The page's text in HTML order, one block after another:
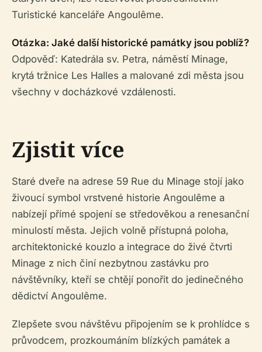
Turistické kanceláře Angoulême.
Otázka: Jaké další historické památky jsou poblíž?
Odpověď: Katedrála sv. Petra, náměstí Minage,
krytá tržnice Les Halles a malované zdi města jsou
všechny v docházkové vzdálenosti.
Zjistit více
Staré dveře na adrese 59 Rue du Minage stojí jako
živoucí symbol vrstvené historie Angoulême a
nabízejí přímé spojení se středověkou a renesanční
minulostí města. Jejich volně přístupná poloha,
architektonické kouzlo a integrace do živé čtvrti
Minage z nich činí nezbytnou zastávku pro
návštěvníky, kteří se chtějí ponořit do jedinečného
dědictví Angoulême.
Zlepšete svou návštěvu připojením se k prohlídce s
průvodcem, prozkoumáním blízkých památek a